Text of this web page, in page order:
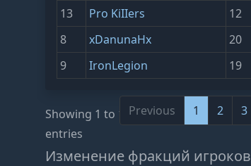
13
Pro KiIIers 12
8
xDanunaHx 20
9
IronLegion 19
Showing 1 to 10 of 59
entries
Previous 1 2 3
Изменение фракций игроков